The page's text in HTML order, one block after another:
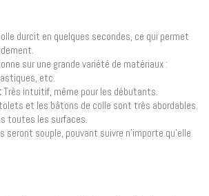
durcit en quelques secondes, ce qui permet
sur une grande variété de matériaux :
etc.
Très intuitif, même pour les débutants.
et les bâtons de colle sont très abordables.
toutes les surfaces.
seront souple, pouvant suivre n’importe qu’elle